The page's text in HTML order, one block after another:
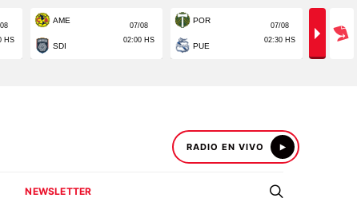
RADIO EN VIVO
NEWSLETTER